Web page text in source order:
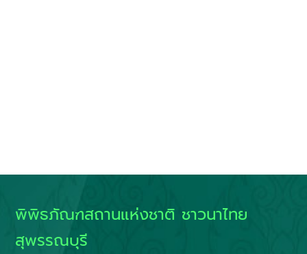
พิพิธภัณฑสถานแห่งชาติ ชาวนาไทย
สุพรรณบุรี